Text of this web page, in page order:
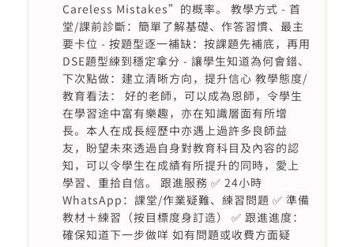
Careless Mistakes”的概率。 教學方式 - 首
堂/課前診斷：簡單了解基礎、作答習慣、最主
要卡位 - 按題型逐一補缺：按課題先補底，再用
DSE題型練到穩定拿分 - 讓學生知道為何會錯、
下次點做：建立清晰方向，提升信心 教學態度/
教育看法： 好的老師，可以成為恩師，令學生
在學習途中富有樂趣，亦在知識層面有所增
長。本人在成長經歷中亦遇上過許多良師益
友，盼望未來透過自身對教育科目及內容的認
知，可以令學生在成績有所提升的同時，愛上
學習、重拾自信。 跟進服務 ✅ 24小時
WhatsApp：課堂/作業疑難、練習問題 ✅ 準備
教材＋練習（按目標度身訂造） ✅ 跟進進度：
確保知道下一步做咩 如有問題或收費方面疑